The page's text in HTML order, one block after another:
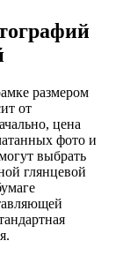
размером
от
цена
фото и
выбрать
глянцевой